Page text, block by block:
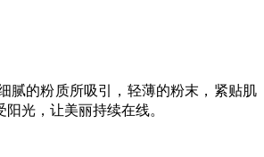
的粉质所吸引，轻薄的粉末，紧贴肌
光，让美丽持续在线。